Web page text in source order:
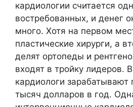
кардиологии считается
востребованных, и денег
много. Хотя на первом
пластические хирурги, а
делят ортопеды и
входят в тройку лидеров.
кардиологи зарабатывают
тысяч долларов в год.